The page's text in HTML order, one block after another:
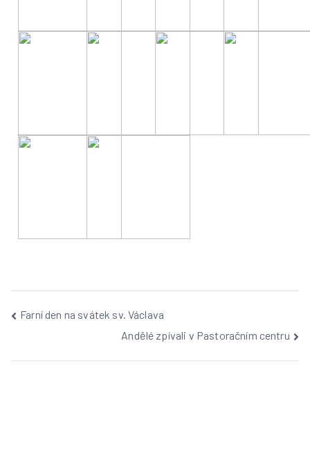
Farní den na svátek sv. Václava
Andělé zpívali v Pastoračním centru